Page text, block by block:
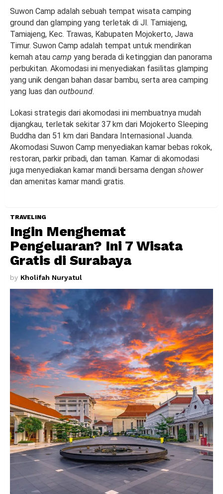
Suwon Camp adalah sebuah tempat wisata camping
ground dan glamping yang terletak di Jl. Tamiajeng,
Tamiajeng, Kec. Trawas, Kabupaten Mojokerto, Jawa
Timur. Suwon Camp adalah tempat untuk mendirikan
kemah atau camp yang berada di ketinggian dan panorama
perbukitan. Akomodasi ini menyediakan fasilitas glamping
yang unik dengan bahan dasar bambu, serta area camping
yang luas dan outbound.
Lokasi strategis dari akomodasi ini membuatnya mudah
dijangkau, terletak sekitar 37 km dari Mojokerto Sleeping
Buddha dan 51 km dari Bandara Internasional Juanda.
Akomodasi Suwon Camp menyediakan kamar bebas rokok,
restoran, parkir pribadi, dan taman. Kamar di akomodasi
juga menyediakan kamar mandi bersama dengan shower
dan amenitas kamar mandi gratis.
TRAVELING
Ingin Menghemat
Pengeluaran? Ini 7 Wisata
Gratis di Surabaya
by Kholifah Nuryatul